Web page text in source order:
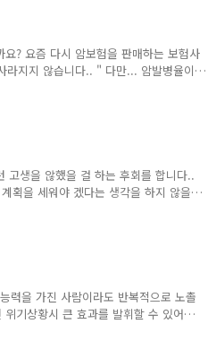
? 요즘 다시 암보험을 판매하는 보험사
지지 않습니다.. " 다만... 암발병율이
따라서.. 이전보다는 보험료를 높이는
생명 등 실제로 암보험 판매를 중단했
고생을 않했을 걸 하는 후회를 합니다..
획을 세워야 겠다는 생각을 하지 않을
적인 전략이 필요하다 지금 당장 주택
대표적이고 안정적인 방법은 물론 저축
력을 가진 사람이라도 반복적으로 노촐
기상황시 큰 효과를 발휘할 수 있어
산의 효율적인 상속과 증여를 위한 방